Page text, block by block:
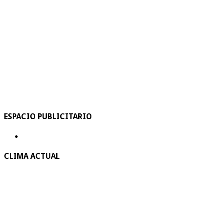
ESPACIO PUBLICITARIO
CLIMA ACTUAL